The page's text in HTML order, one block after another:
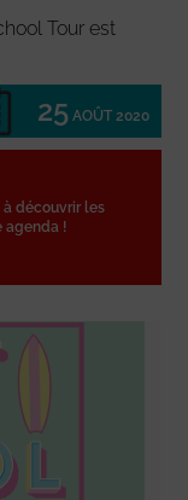
Tour est
25 AOÛT 2020
à découvrir les
agenda !